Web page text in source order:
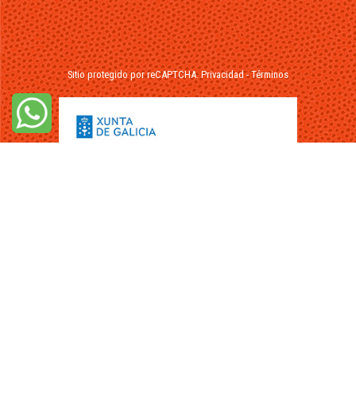
Sitio protegido por reCAPTCHA.Privacidad-Términos